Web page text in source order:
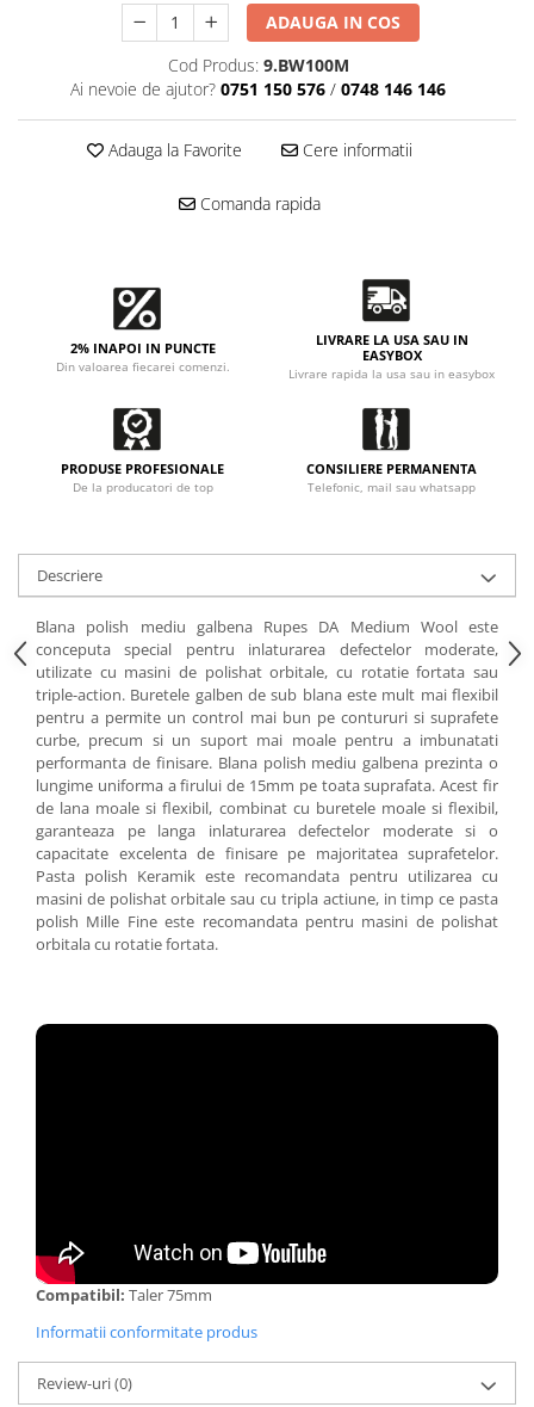
DETAILING RAPID EXTERIOR
Solutii detailing rapid
Accesorii detailing rapid
CONSUMABILE AUTO
ADAUGA IN COS
Cod Produs: 9.BW100M
Ai nevoie de ajutor? 0751 150 576 / 0748 146 146
Adauga la Favorite Cere informatii
Comanda rapida
2% INAPOI IN PUNCTE
Din valoarea fiecarei comenzi.
LIVRARE LA USA SAU IN
EASYBOX
Livrare rapida la usa sau in easybox
PRODUSE PROFESIONALE
De la producatori de top
CONSILIERE PERMANENTA
Telefonic, mail sau whatsapp
Descriere
Blana polish mediu galbena Rupes DA Medium Wool este
conceputa special pentru inlaturarea defectelor moderate,
utilizate cu masini de polishat orbitale, cu rotatie fortata sau
triple-action. Buretele galben de sub blana este mult mai flexibil
pentru a permite un control mai bun pe contururi si suprafete
curbe, precum si un suport mai moale pentru a imbunatati
performanta de finisare. Blana polish mediu galbena prezinta o
lungime uniforma a firului de 15mm pe toata suprafata. Acest fir
de lana moale si flexibil, combinat cu buretele moale si flexibil,
garanteaza pe langa inlaturarea defectelor moderate si o
capacitate excelenta de finisare pe majoritatea suprafetelor.
Pasta polish Keramik este recomandata pentru utilizarea cu
masini de polishat orbitale sau cu tripla actiune, in timp ce pasta
polish Mille Fine este recomandata pentru masini de polishat
orbitala cu rotatie fortata.
Compatibil: Taler 75mm
Informatii conformitate produs
Review-uri(0)